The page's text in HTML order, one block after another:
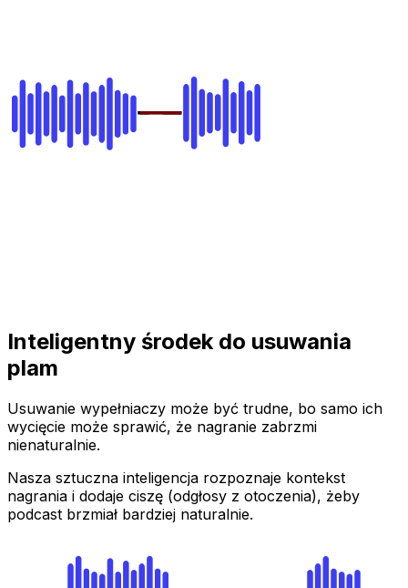
Inteligentny środek do usuwania
plam
Usuwanie wypełniaczy może być trudne, bo samo ich
wycięcie może sprawić, że nagranie zabrzmi
nienaturalnie.
Nasza sztuczna inteligencja rozpoznaje kontekst
nagrania i dodaje ciszę (odgłosy z otoczenia), żeby
podcast brzmiał bardziej naturalnie.